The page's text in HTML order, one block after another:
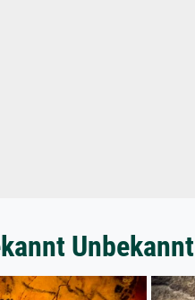
Unbekannt